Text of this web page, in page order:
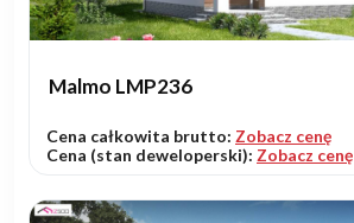
Malmo LMP236
Cena całkowita brutto: Zobacz cenę
Cena (stan deweloperski): Zobacz cenę